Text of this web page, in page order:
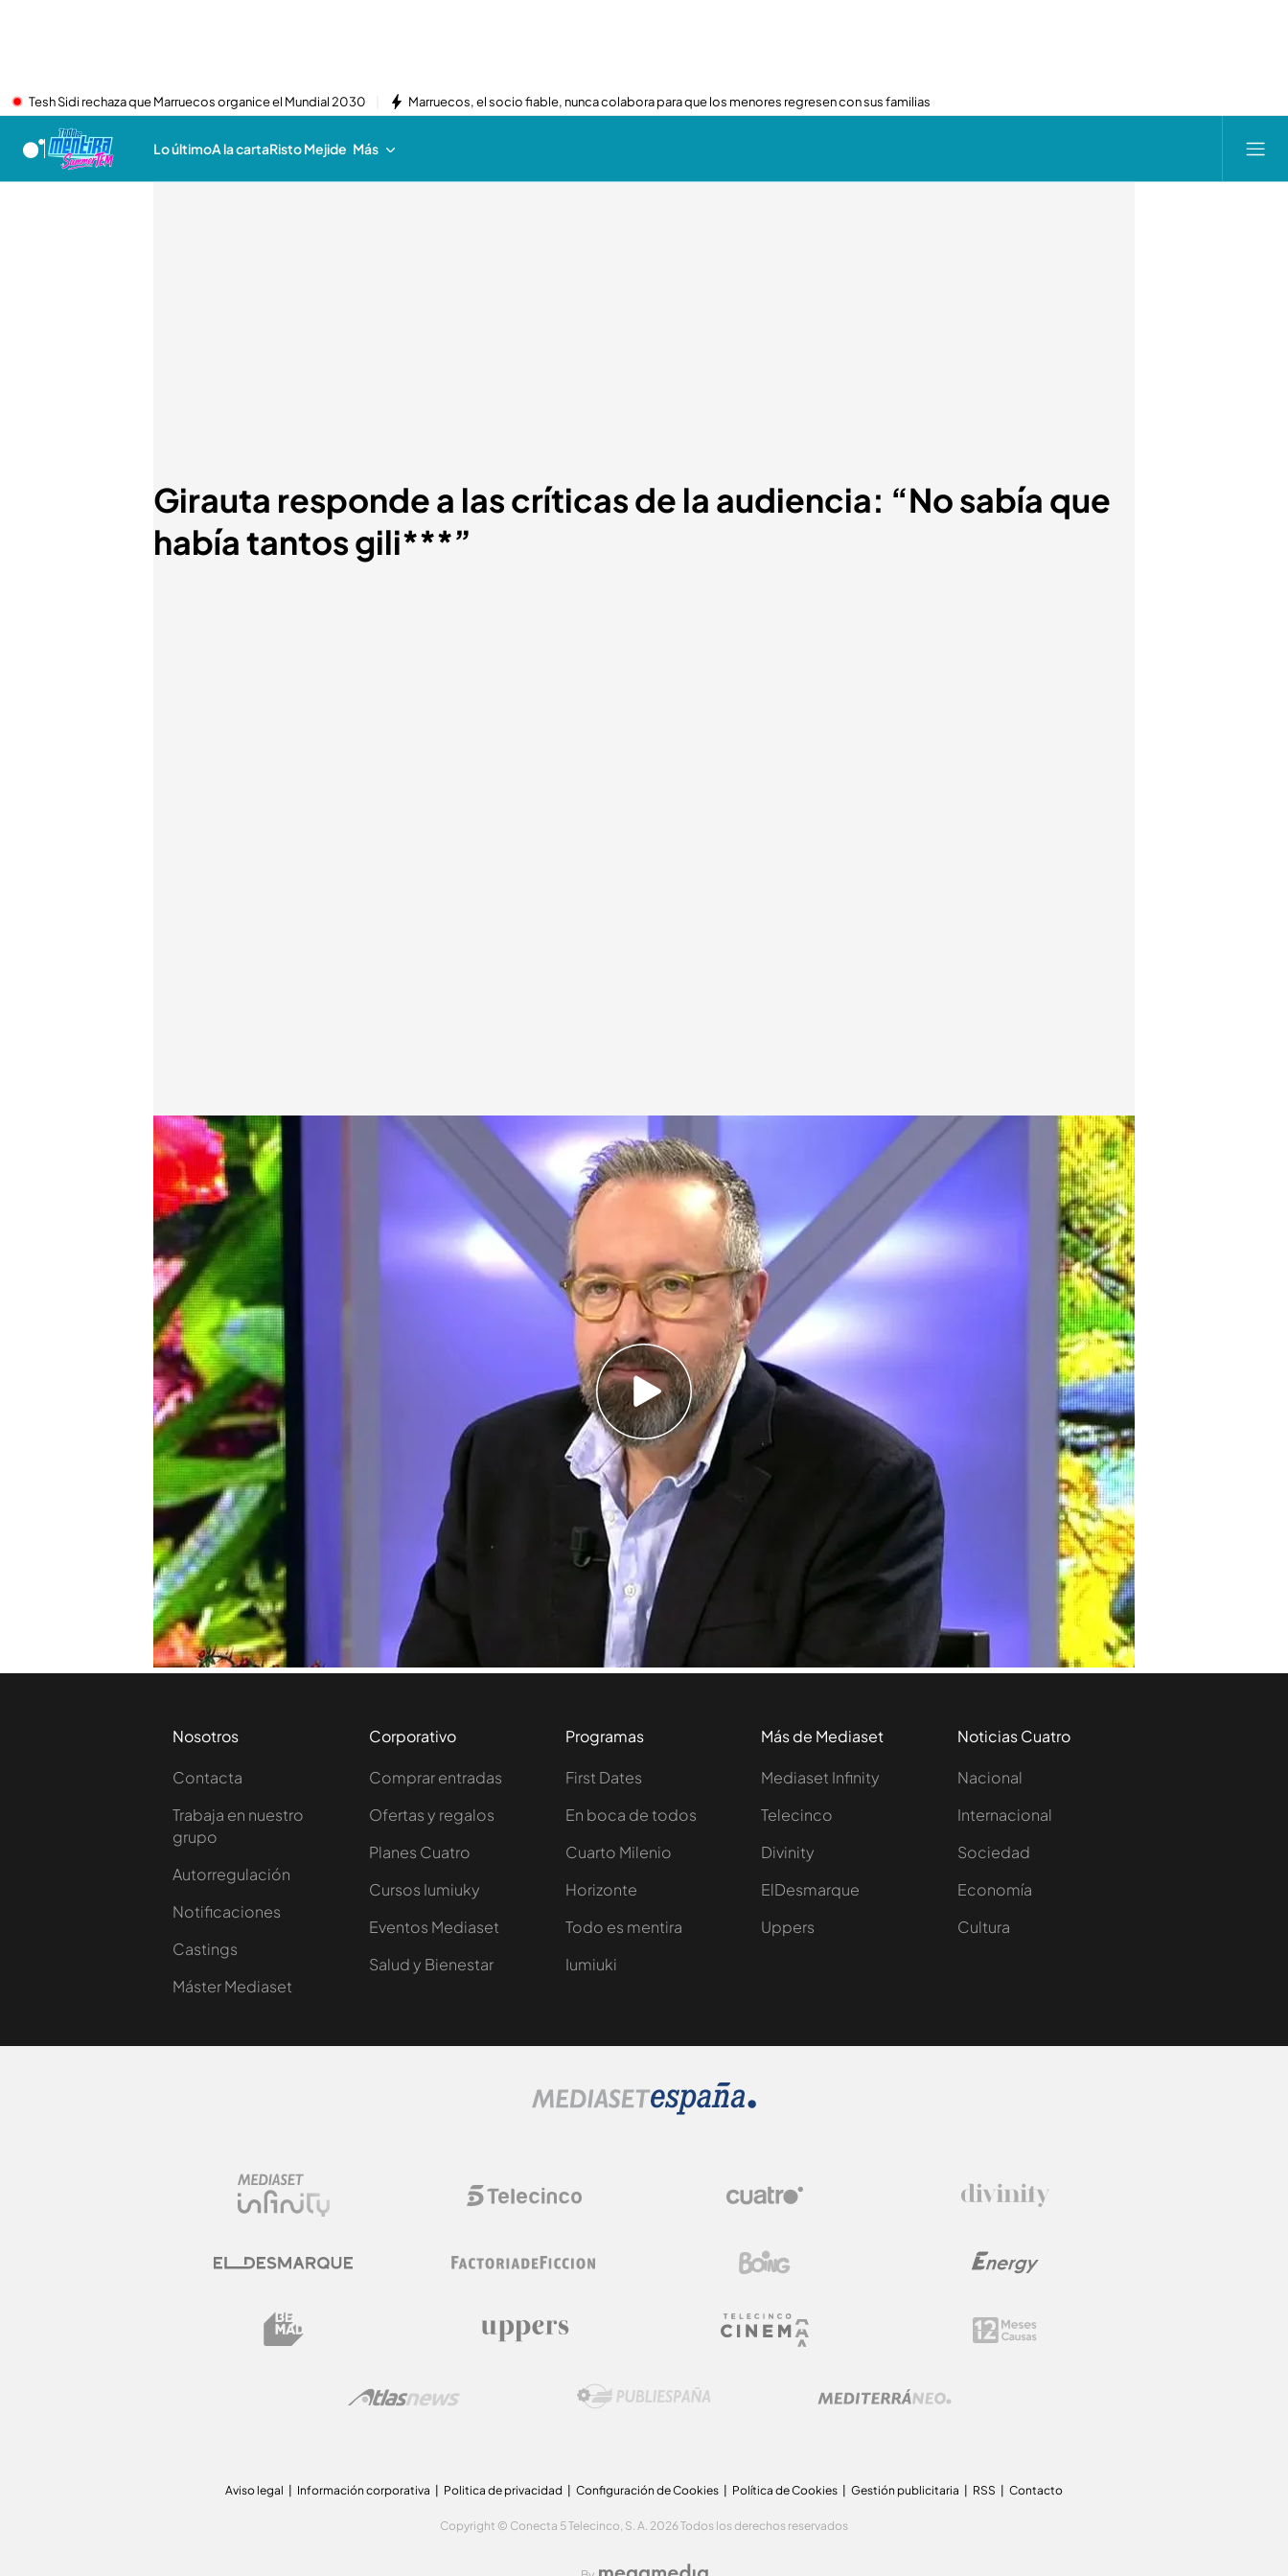
Tesh Sidi rechaza que Marruecos organice el Mundial 2030 Marruecos, el socio fiable, nunca colabora para que los menores regresen con sus familias
Lo últimoA la cartaRisto Mejide Más
Girauta responde a las críticas de la audiencia: “No sabía que
había tantos gili***”
Girauta en 'TEM'
cuatro.com
10 FEB 2020 - 18:01h.
El colaborador ha sido el protagonista de 'Los jardines de TEM'
Compartir
Esta semana,
se convertía en el protagonista
indiscutible de ‘
Los jardines de TEM’ y recibía durascríticas de los
espectadores
Su fuerte discusión con Laura Borrás no ha sentado nada bien a la
audiencia que ha pedido su salida del programa.
El colaborador recogía las críticas enfrentándose a los espectadores
“Voy a ser sincero, no sabía que teníamos tantos gili*** entre nuestra
audiencia”, aseveraba ante el asombro de sus compañeros.
Nosotros
Contacta
Trabaja en nuestro
grupo
Autorregulación
Notificaciones
Castings
Máster Mediaset
Corporativo
Comprar entradas
Ofertas y regalos
Planes Cuatro
Cursos Iumiuky
Eventos Mediaset
Salud y Bienestar
Programas
First Dates
En boca de todos
Cuarto Milenio
Horizonte
Todo es mentira
Iumiuki
Más de Mediaset
Mediaset Infinity
Telecinco
Divinity
ElDesmarque
Uppers
Noticias Cuatro
Nacional
Internacional
Sociedad
Economía
Cultura
Aviso legal Información corporativa Politica de privacidad Configuración de Cookies Política de Cookies Gestión publicitaria RSS Contacto
Copyright © Conecta 5 Telecinco, S. A. 2026 Todos los derechos reservados